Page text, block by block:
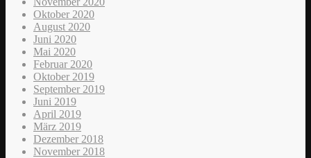
Oktober 2020
August 2020
Juni 2020
Mai 2020
Februar 2020
Oktober 2019
September 2019
Juni 2019
April 2019
März 2019
Dezember 2018
November 2018